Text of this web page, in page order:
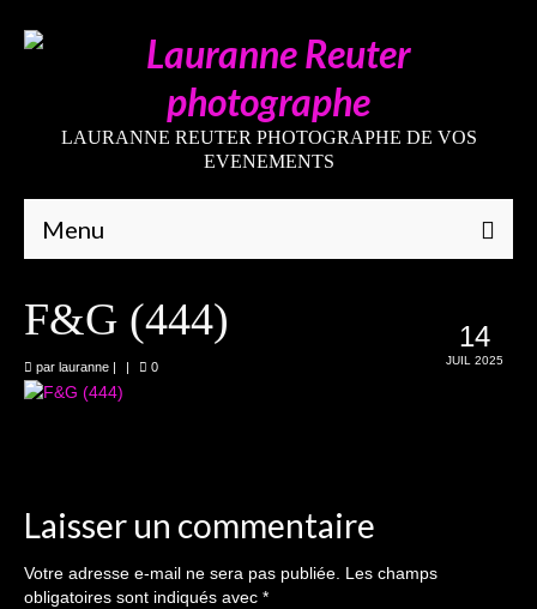
LAURANNE REUTER PHOTOGRAPHE DE VOS
EVENEMENTS
Menu
Mariages
The smash cake: 1 an / 2
Séance Noël
14
JUIL 2025
F&G (444)
par lauranne | | 0
Laisser un commentaire
Votre adresse e-mail ne sera pas publiée. Les champs
obligatoires sont indiqués avec *